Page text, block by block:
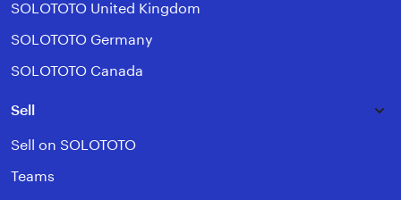
SOLOTOTO United Kingdom
SOLOTOTO Germany
SOLOTOTO Canada
Sell
Sell on SOLOTOTO
Teams